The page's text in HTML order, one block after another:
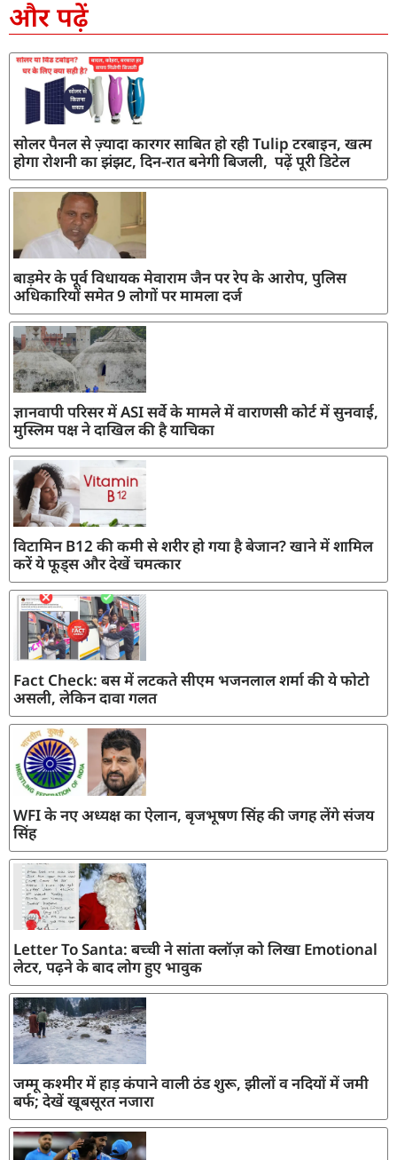
और पढ़ें
सोलर पैनल से ज़्यादा कारगर साबित हो रही Tulip टरबाइन, खत्म
होगा रोशनी का झंझट, दिन-रात बनेगी बिजली, पढ़ें पूरी डिटेल
बाड़मेर के पूर्व विधायक मेवाराम जैन पर रेप के आरोप, पुलिस
अधिकारियों समेत 9 लोगों पर मामला दर्ज
ज्ञानवापी परिसर में ASI सर्वे के मामले में वाराणसी कोर्ट में सुनवाई,
मुस्लिम पक्ष ने दाखिल की है याचिका
विटामिन B12 की कमी से शरीर हो गया है बेजान? खाने में शामिल
करें ये फूड्स और देखें चमत्कार
Fact Check: बस में लटकते सीएम भजनलाल शर्मा की ये फोटो
असली, लेकिन दावा गलत
WFI के नए अध्यक्ष का ऐलान, बृजभूषण सिंह की जगह लेंगे संजय
सिंह
Letter To Santa: बच्ची ने सांता क्लॉज़ को लिखा Emotional
लेटर, पढ़ने के बाद लोग हुए भावुक
जम्मू कश्मीर में हाड़ कंपाने वाली ठंड शुरू, झीलों व नदियों में जमी
बर्फ; देखें खूबसूरत नजारा